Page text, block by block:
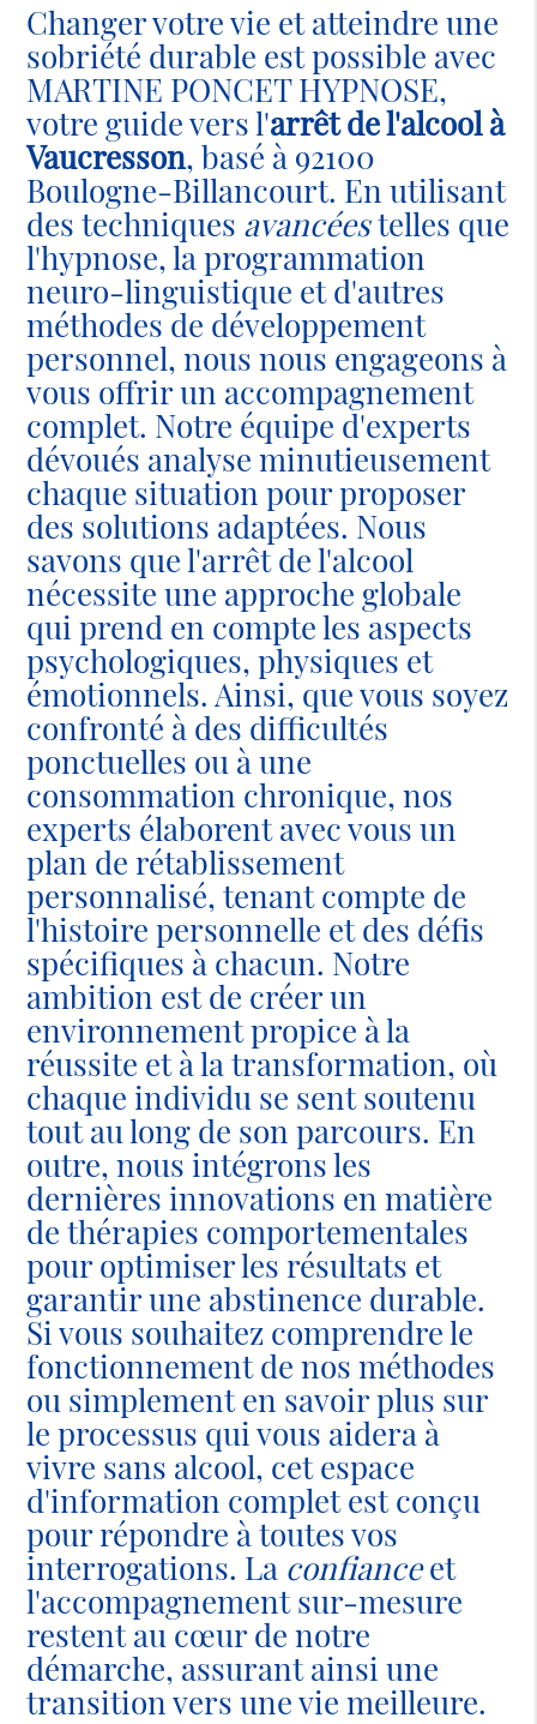
Changer votre vie et atteindre une
sobriété durable est possible avec
MARTINE PONCET HYPNOSE,
votre guide vers l'arrêt de l'alcool à
Vaucresson, basé à 92100
Boulogne-Billancourt. En utilisant
des techniques avancéestelles que
l'hypnose, la programmation
neuro-linguistique et d'autres
méthodes de développement
personnel, nous nous engageons à
vous offrir un accompagnement
complet. Notre équipe d'experts
dévoués analyse minutieusement
chaque situation pour proposer
des solutions adaptées. Nous
savons que l'arrêt de l'alcool
nécessite une approche globale
qui prend en compte les aspects
psychologiques, physiques et
émotionnels. Ainsi, que vous soyez
confronté à des difficultés
ponctuelles ou à une
consommation chronique, nos
experts élaborent avec vous un
plan de rétablissement
personnalisé, tenant compte de
l'histoire personnelle et des défis
spécifiques à chacun. Notre
ambition est de créer un
environnement propice à la
réussite et à la transformation, où
chaque individu se sent soutenu
tout au long de son parcours. En
outre, nous intégrons les
dernières innovations en matière
de thérapies comportementales
pour optimiser les résultats et
garantir une abstinence durable.
Si vous souhaitez comprendre le
fonctionnement de nos méthodes
ou simplement en savoir plus sur
le processus qui vous aidera à
vivre sans alcool, cet espace
d'information complet est conçu
pour répondre à toutes vos
interrogations. La confianceet
l'accompagnement sur-mesure
restent au cœur de notre
démarche, assurant ainsi une
transition vers une vie meilleure.